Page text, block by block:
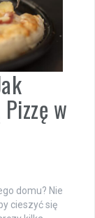
w
domu? Nie
cieszyć się